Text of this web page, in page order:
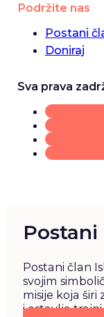
Podržite nas
Postani
Doniraj
Sva prava
Postani
Postani član
svojim
misije koja širi
i ostavlja